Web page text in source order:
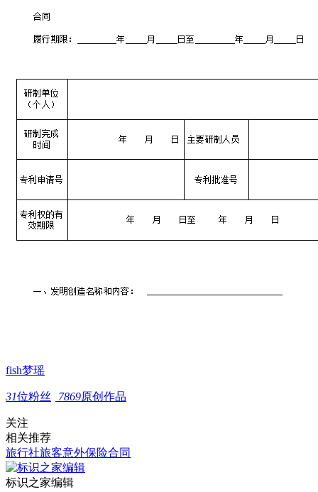
fish梦瑶
31位粉丝 7869原创作品
关注
相关推荐
旅行社旅客意外保险合同
标识之家编辑